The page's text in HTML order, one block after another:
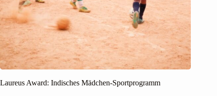
Laureus Award: Indisches Mädchen-Sportprogramm